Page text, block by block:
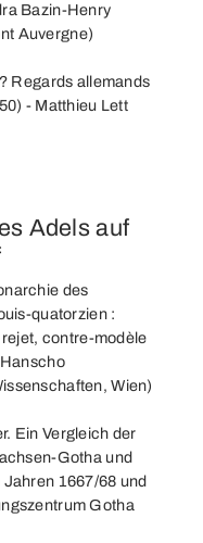
Bazin-Henry
Auvergne)
Regards allemands
- Matthieu Lett
Adels auf
des
quatorzien :
contre-modèle
Wien)
Ein Vergleich der
Gotha und
1667/68 und
Gotha